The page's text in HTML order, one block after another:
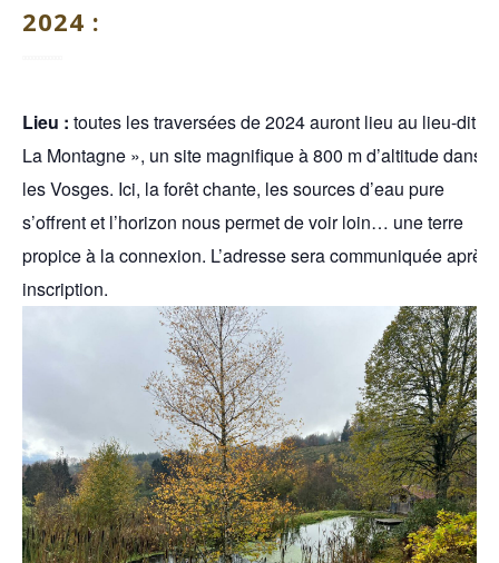
2024 :
Lieu : toutes les traversées de 2024 auront lieu au lieu-dit «
La Montagne », un site magnifique à 800 m d’altitude dans
les Vosges. Ici, la forêt chante, les sources d’eau pure
s’offrent et l’horizon nous permet de voir loin… une terre
propice à la connexion. L’adresse sera communiquée après
inscription.